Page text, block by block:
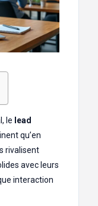
le lead
qu’en
rivalisent
avec leurs
interaction